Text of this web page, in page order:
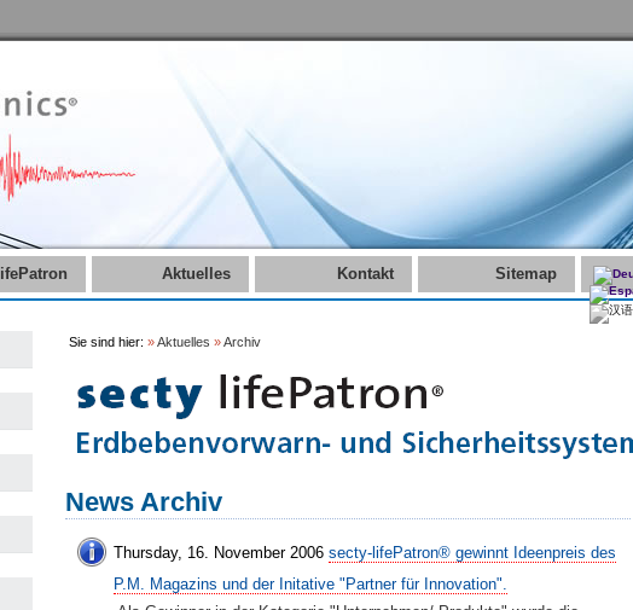
lifePatron Aktuelles Kontakt Sitemap
Sie sind hier: »Aktuelles »Archiv
News Archiv
Thursday, 16. November 2006 secty-lifePatron® gewinnt Ideenpreis des
P.M. Magazins und der Initative "Partner für Innovation".